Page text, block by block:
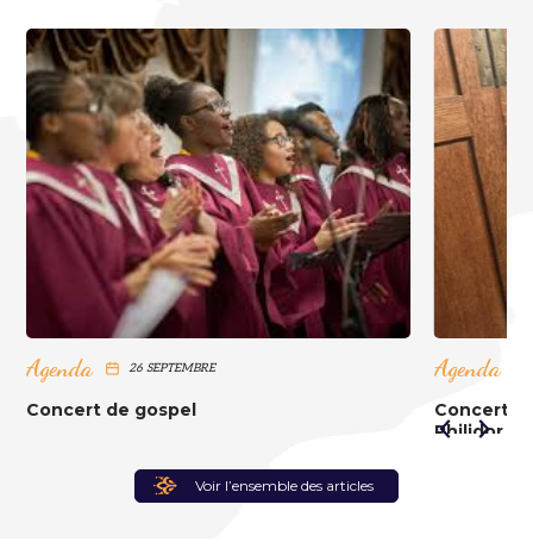
Agenda 26 SEPTEMBRE
Concert de gospel
Agenda
Concert
Philidor
Voir l’ensemble des articles